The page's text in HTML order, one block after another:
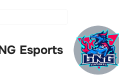
Esports